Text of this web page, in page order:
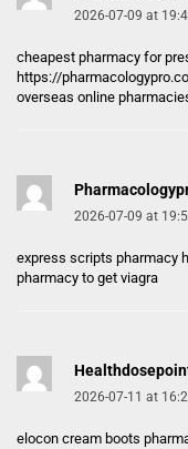
2026-07-09 at
cheapest pharmacy for
https://
overseas online
2026-07-09 at
express scripts pharmacy
pharmacy to get viagra
2026-07-11 at
elocon cream boots